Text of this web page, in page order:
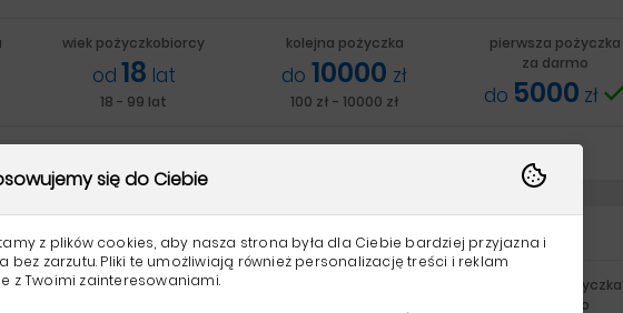
się do Ciebie
z plików cookies, aby nasza strona była dla Ciebie bardziej przyjazna i
bez zarzutu. Pliki te umożliwiają również personalizację treści i reklam
z Twoimi zainteresowaniami.
wiek pożyczkobiorcy
od 18 lat
18 - 99 lat
kolejna pożyczka
do 10000 zł
100 zł - 10000 zł
pierwsza pożyczka
za darmo
do 5000 zł
zł. Maks. RRSO: 321%
wiek pożyczkobiorcy
pierwsza pożyczka
za darmo